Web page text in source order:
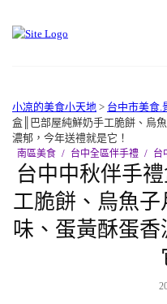
小凉的美食小天地 > 台中市美食.
盒║巴部屋純鮮奶手工脆餅、烏
濃郁，今年送禮就是它！
南區美食 台中全區伴手禮 台
台中中秋伴手
工脆餅、烏魚
味、蛋黃酥蛋